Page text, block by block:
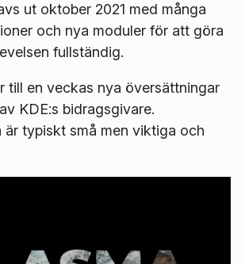
ut oktober 2021 med många
och nya moduler för att göra
fullständig.
till en veckas nya översättningar
KDE:s bidragsgivare.
är typiskt små men viktiga och